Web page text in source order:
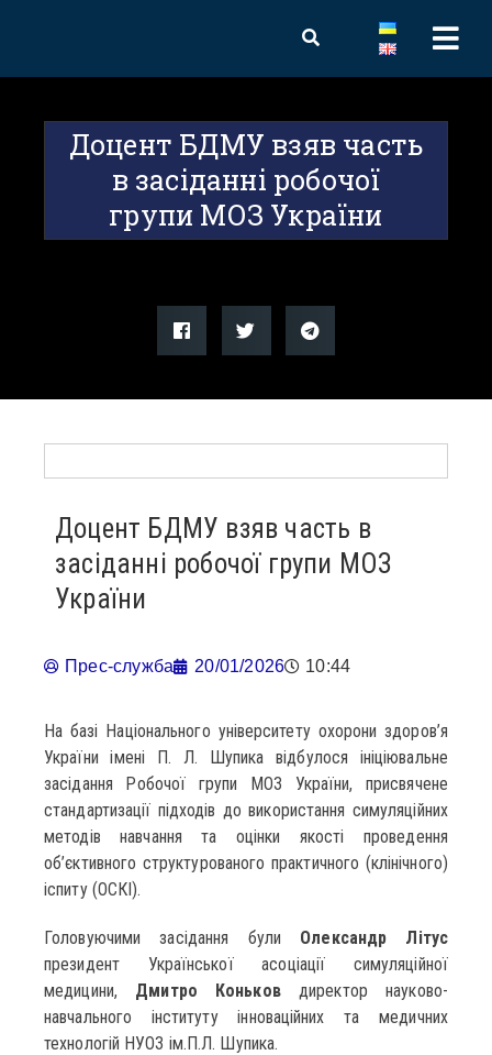
Доцент БДМУ взяв часть
в засіданні робочої
групи МОЗ України
Доцент БДМУ взяв часть в
засіданні робочої групи МОЗ
України
Прес-служба 20/01/2026 10:44
На базі Національного університету охорони здоров’я
України імені П. Л. Шупика відбулося ініціювальне
засідання Робочої групи МОЗ України, присвячене
стандартизації підходів до використання симуляційних
методів навчання та оцінки якості проведення
об’єктивного структурованого практичного (клінічного)
іспиту (ОСКІ).
Головуючими засідання були Олександр Літус
президент Української асоціації симуляційної
медицини, Дмитро Коньковдиректор науково-
навчального інституту інноваційних та медичних
технологій НУОЗ ім.П.Л. Шупика.